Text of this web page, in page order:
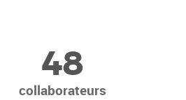
48
collaborateurs